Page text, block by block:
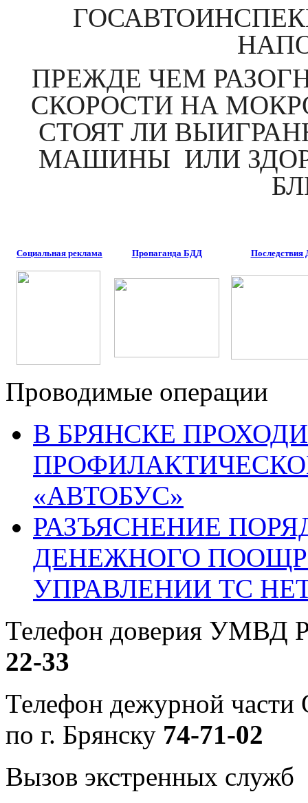
ПРЕЖДЕ ЧЕМ
СКОРОСТИ НА
СТОЯТ ЛИ
МАШИНЫ ИЛИ
Социальная реклама Пропаганда БДД
Проводимые операции
В БРЯНСКЕ
«АВТОБУС»
РАЗЪЯСНЕНИЕ
ДЕНЕЖНОГО
УПРАВЛЕНИИ ТС
Телефон доверия УМВД
22-33
Телефон дежурной
по г. Брянску 74-71-02
Вызов экстренных служб